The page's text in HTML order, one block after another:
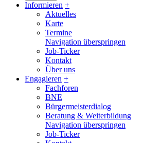
Informieren +
Aktuelles
Karte
Termine
Navigation überspringen
Job-Ticker
Kontakt
Über uns
Engagieren +
Fachforen
BNE
Bürgermeisterdialog
Beratung & Weiterbildung
Navigation überspringen
Job-Ticker